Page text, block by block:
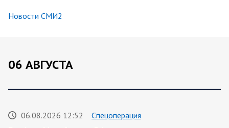
Новости СМИ2
06 АВГУСТА
06.08.2026 12:52
Спецоперация